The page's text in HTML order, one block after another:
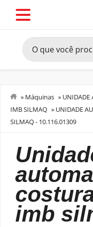
» Máquinas » UNIDADE
IMB SILMAQ » UNIDADE
SILMAQ - 10.116.01309
unidade
imb